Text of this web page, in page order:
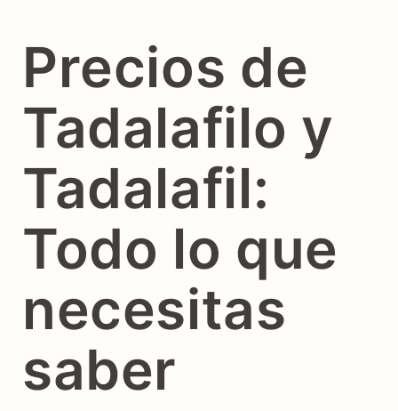
Precios de
Tadalafilo y
Tadalafil:
Todo lo que
necesitas
saber